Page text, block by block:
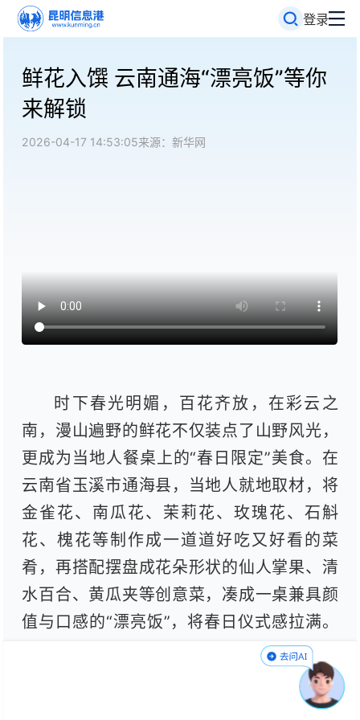
登录
鲜花入馔 云南通海“漂亮饭”等你
来解锁
2026-04-17 14:53:05来源：新华网
时下春光明媚，百花齐放，在彩云之
南，漫山遍野的鲜花不仅装点了山野风光，
更成为当地人餐桌上的“春日限定”美食。在
云南省玉溪市通海县，当地人就地取材，将
金雀花、南瓜花、茉莉花、玫瑰花、石斛
花、槐花等制作成一道道好吃又好看的菜
肴，再搭配摆盘成花朵形状的仙人掌果、清
水百合、黄瓜夹等创意菜，凑成一桌兼具颜
值与口感的“漂亮饭”，将春日仪式感拉满。
责任编辑：钱嘉榀